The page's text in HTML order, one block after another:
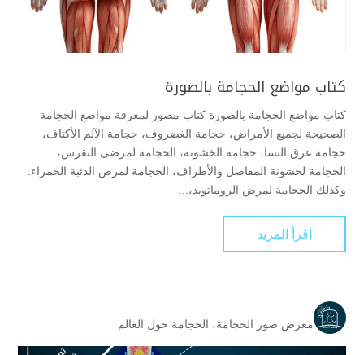
كتاب مواضع الحجامة بالصورة
كتاب مواضع الحجامة بالصورة كتاب مصور لمعرفة مواضع الحجامة
الصحيحة لجميع الأمراض، حجامة الغضروف، حجامة الآلم الأكتاف،
حجامة عرق النسا، حجامة الخشونة، الحجامة لمرضى النقرس،
الحجامة لخشونة المفاصل والأطراف، الحجامة لمرض الذئبة الحمراء.
وكذلك الحجامة لمرض الروماتويد،...
اقرأ المزيد
معرض صور الحجامة، الحجامة حول العالم